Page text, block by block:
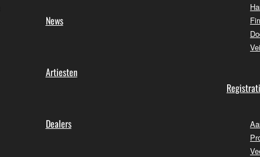
News
Artiesten
Dealers